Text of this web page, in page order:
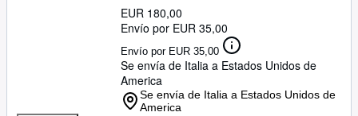
EUR 180,00
Envío por EUR 35,00
Envío por EUR 35,00
Se envía de Italia a Estados Unidos de
America
Se envía de Italia a Estados Unidos de
America